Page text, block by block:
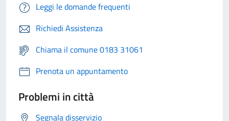
Leggi le domande frequenti
Richiedi Assistenza
Chiama il comune 0183 31061
Prenota un appuntamento
Problemi in città
Segnala disservizio